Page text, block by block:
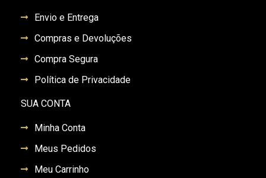
Envio e Entrega
Compras e Devoluções
Compra Segura
Política de Privacidade
SUA CONTA
Minha Conta
Meus Pedidos
Meu Carrinho